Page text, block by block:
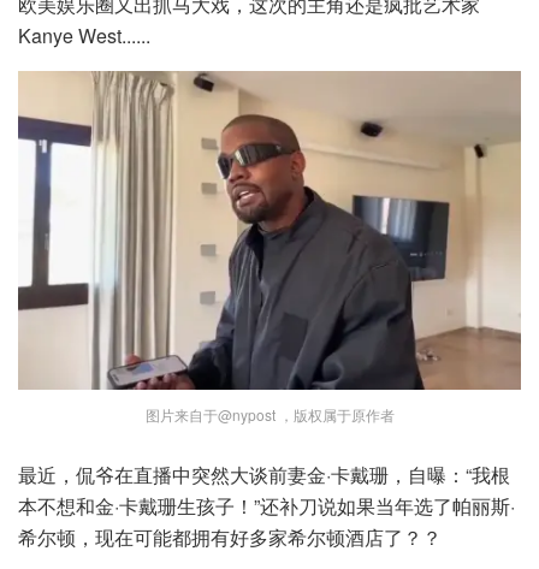
Kanye West......
图片来自于@nypost ，版权属于原作者
最近，侃爷在直播中突然大谈前妻金·卡戴珊，自曝：​​“我根
本不想和金·卡戴珊生孩子！”还补刀说如果当年选了帕丽斯·
希尔顿，现在可能都拥有好多家希尔顿酒店了？？